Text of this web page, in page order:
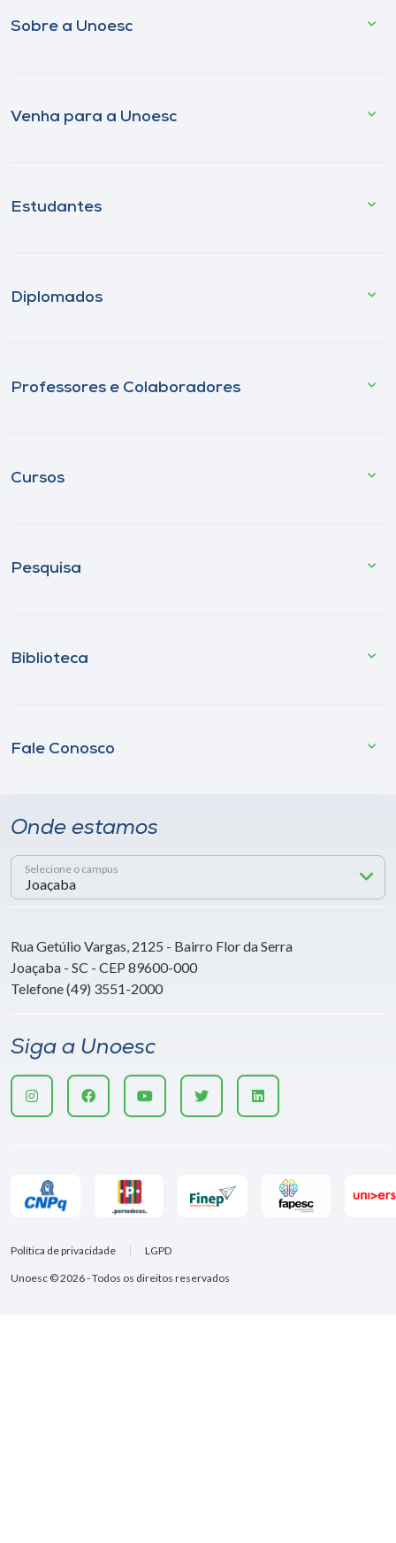
Sobre a Unoesc
Venha para a Unoesc
Estudantes
Diplomados
Professores e Colaboradores
Cursos
Pesquisa
Biblioteca
Fale Conosco
Onde estamos
Selecione o campus
Rua Getúlio Vargas, 2125 - Bairro Flor da Serra
Joaçaba - SC - CEP 89600-000
Telefone (49) 3551-2000
Siga a Unoesc
Unoesc © 2026 - Todos os direitos reservados
Política de privacidade LGPD